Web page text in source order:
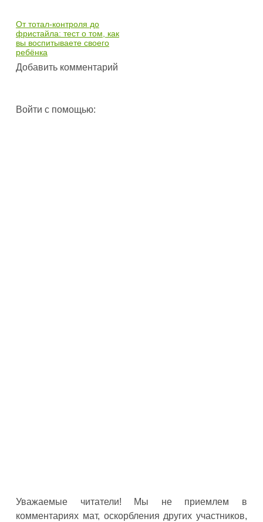
От тотал-контроля до
фристайла: тест о том, как
вы воспитываете своего
ребёнка
Добавить комментарий
Войти с помощью:
Уважаемые читатели! Мы не приемлем в
комментариях мат, оскорбления других участников,